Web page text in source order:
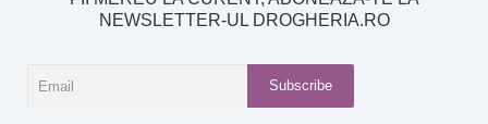
NEWSLETTER-UL DROGHERIA.RO
Subscribe